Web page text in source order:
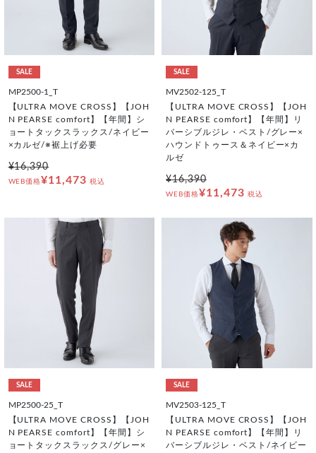
SALE
MP2500-1_T
【ULTRA MOVE CROSS】【JOH
N PEARSE comfort】【年間】シ
ョートタックスラックス/ネイビー
×カルゼ/※裾上げ必要
¥16,390
WEB価格¥11,473 税込
SALE
MV2502-125_T
【ULTRA MOVE CROSS】【JOH
N PEARSE comfort】【年間】リ
バーシブルジレ・ベスト/グレー×
ハウンドトゥース＆ネイビー×カ
ルゼ
¥16,390
WEB価格¥11,473 税込
SALE
MP2500-25_T
【ULTRA MOVE CROSS】【JOH
N PEARSE comfort】【年間】シ
ョートタックスラックス/グレー×
SALE
MV2503-125_T
【ULTRA MOVE CROSS】【JOH
N PEARSE comfort】【年間】リ
バーシブルジレ・ベスト/ネイビー